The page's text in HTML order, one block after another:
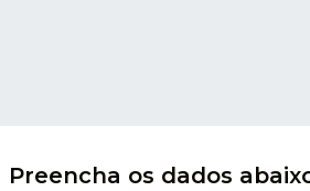
Preencha os dados